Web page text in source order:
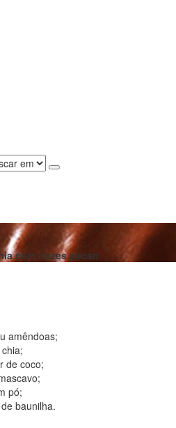
com nozes pecan
amêndoas;
de coco;
pó;
baunilha.